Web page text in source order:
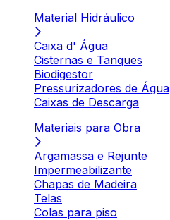
Material Hidráulico
Caixa d' Água
Cisternas e Tanques
Biodigestor
Pressurizadores de Água
Caixas de Descarga
Materiais para Obra
Argamassa e Rejunte
Impermeabilizante
Chapas de Madeira
Telas
Colas para piso